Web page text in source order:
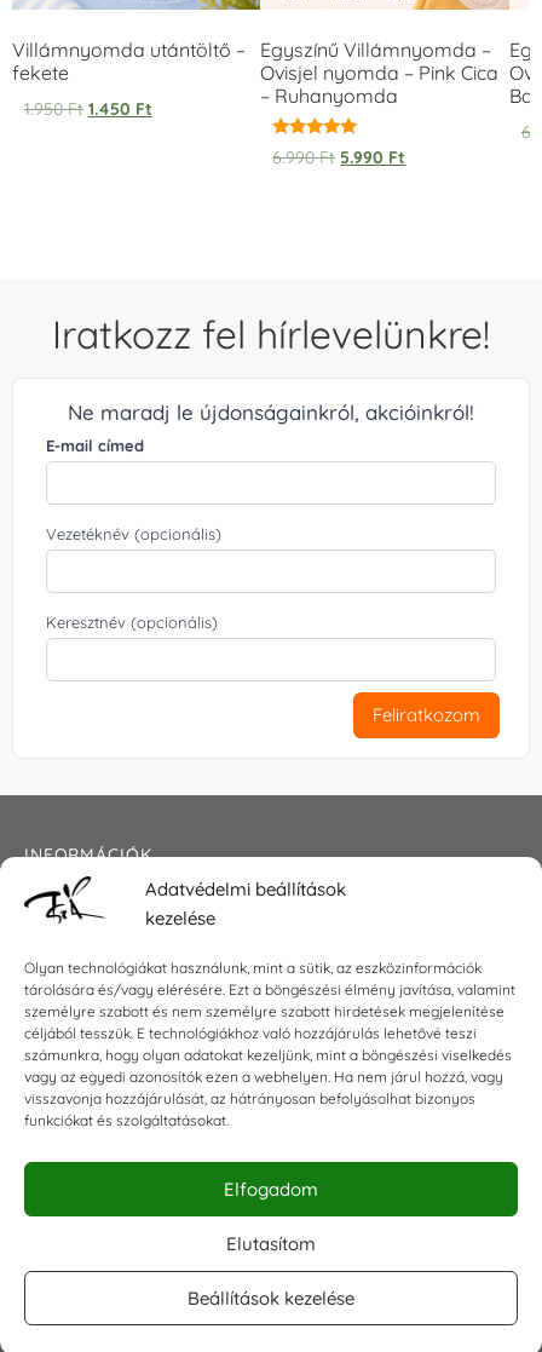
Adatvédelmi beállítások
kezelése
Olyan technológiákat használunk, mint a sütik, az eszközinformációk
tárolására és/vagy elérésére. Ezt a böngészési élmény javítása, valamint
személyre szabott és nem személyre szabott hirdetések megjelenítése
céljából tesszük. E technológiákhoz való hozzájárulás lehetővé teszi
számunkra, hogy olyan adatokat kezeljünk, mint a böngészési viselkedés
vagy az egyedi azonosítók ezen a webhelyen. Ha nem járul hozzá, vagy
visszavonja hozzájárulását, az hátrányosan befolyásolhat bizonyos
funkciókat és szolgáltatásokat.
Elfogadom
Elutasítom
Beállítások kezelése
Villámnyomda utántöltő –
fekete
1.950Ft 1.450 Ft
Egyszínű Villámnyomda –
Ovisjel nyomda – Pink Cica
– Ruhanyomda
Értékelés:
5.00
6.990Ft 5.990 Ft
Iratkozz fel hírlevelünkre!
Ne maradj le újdonságainkról, akcióinkról!
E-mail címed
Vezetéknév (opcionális)
Keresztnév (opcionális)
Feliratkozom
INFORMÁCIÓK
Általános szerződési feltételek
Adatkezelési tájékoztató
Impresszum
KAPCSOLAT
E-mail:shop@torokszilvi.com
Telefon: +36 30 6767872
KÖZÖSSÉGI
Facebook csoport